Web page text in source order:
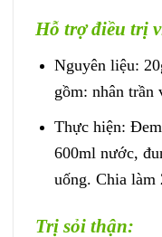
Hỗ trợ điều trị
Nguyên liệu:
gồm: nhân trần
Thực hiện:
600ml nước,
uống. Chia làm
Trị sỏi thận: